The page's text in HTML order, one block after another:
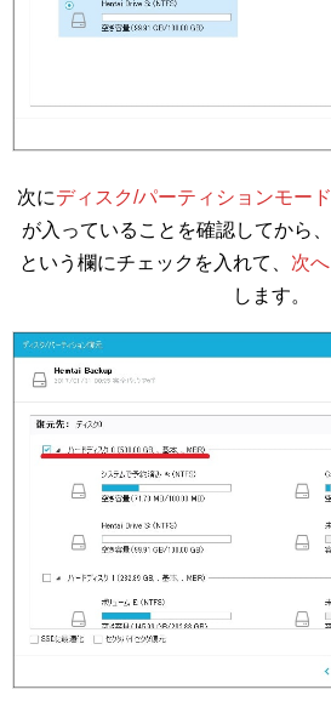
次にディスク/パーティションモード
が入っていることを確認してから、
という欄にチェックを入れて、 次へ
します。